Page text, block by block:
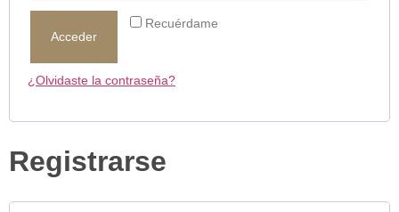
Recuérdame
Acceder
¿Olvidaste la contraseña?
Registrarse